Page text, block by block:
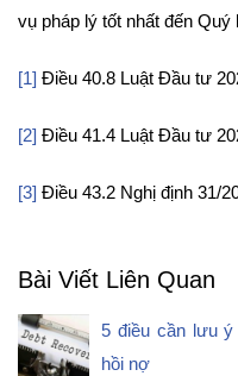
vụ pháp lý tốt nhất đến Quý
[1] Điều 40.8 Luật Đầu tư
[2] Điều 41.4 Luật Đầu tư
[3] Điều 43.2 Nghị định 31/
Bài Viết Liên Quan
5 điều cần lưu
hồi nợ